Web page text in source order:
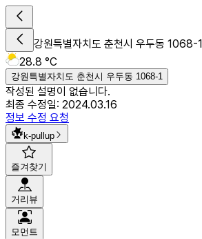
강원특별자치도 춘천시 우두동 1068-1
28.8 °C
강원특별자치도 춘천시 우두동 1068-1
작성된 설명이 없습니다.
최종 수정일: 2024.03.16
정보 수정 요청
k-pullup
즐겨찾기
거리뷰
모먼트